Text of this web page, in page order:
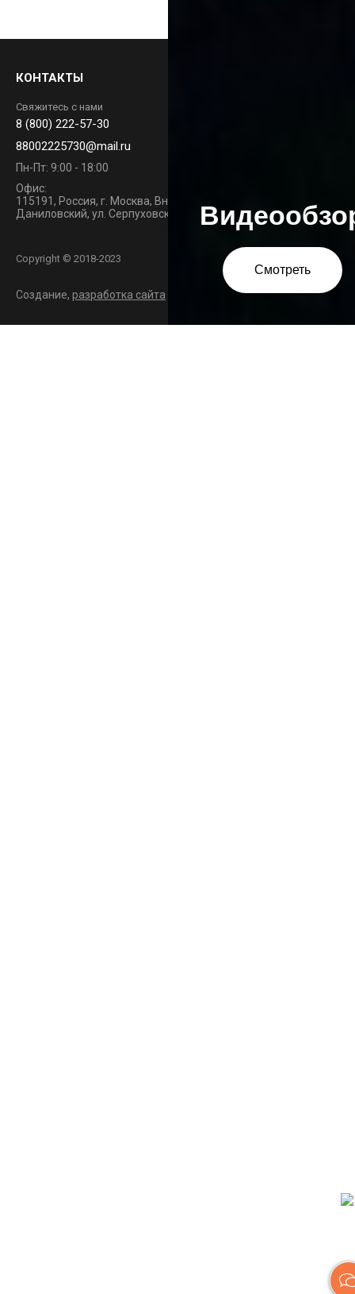
КОНТАКТЫ
Свяжитесь с нами
8 (800) 222-57-30
88002225730@mail.ru
Пн-Пт: 9:00 - 18:00
Офис:
115191, Россия, г. Москва, Вн.Тер. г. Муниципальный Округ
Даниловский, ул. Серпуховский Вал, д. 21 к.1, пом. 4/1
Copyright © 2018-2023
Создание, разработка сайта — студия Мегагрупп.ру.
Смотреть